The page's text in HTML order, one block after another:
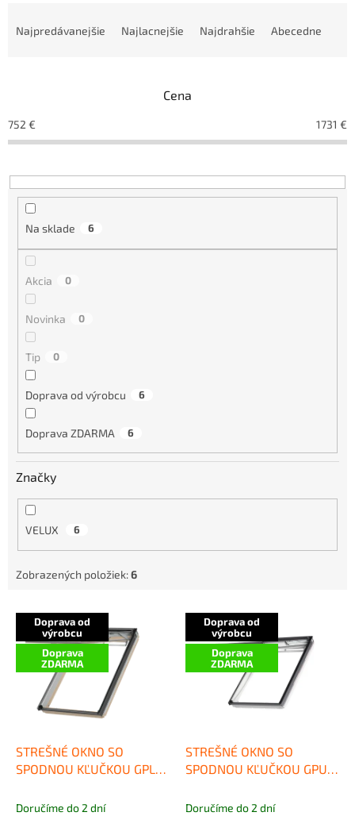
e
p
r
d
Najpredávanejšie Najlacnejšie Najdrahšie Abecedne
Cena
752 € 1731 €
Na sklade 6
Akcia 0
Novinka 0
Tip 0
Doprava od výrobcu 6
Doprava ZDARMA 6
Značky
VELUX 6
Zobrazených položiek:6
V
p
Doprava od
výrobcu
Doprava
ZDARMA
STREŠNÉ OKNO SO
SPODNOU KĽUČKOU GPL
Doručíme do 2 dní
Doprava od
výrobcu
Doprava
ZDARMA
STREŠNÉ OKNO SO
SPODNOU KĽUČKOU GPU
Doručíme do 2 dní